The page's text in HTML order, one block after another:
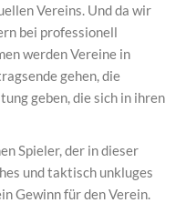
Vereins. Und da wir
bei professionell
werden Vereine in
gehen, die
geben, die sich in ihren
Spieler, der in dieser
und taktisch unkluges
Gewinn für den Verein.